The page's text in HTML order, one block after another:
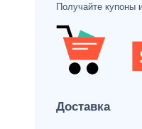
Получайте купоны
Доставка